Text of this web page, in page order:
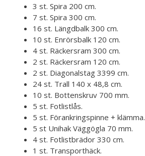
3 st. Spira 200 cm.
7 st. Spira 300 cm.
16 st. Längdbalk 300 cm.
10 st. Enrörsbalk 120 cm.
4 st. Räckersram 300 cm.
2 st. Räckersram 120 cm.
2 st. Diagonalstag 3399 cm.
24 st. Trall 140 x 48,8 cm.
10 st. Bottenskruv 700 mm.
5 st. Fotlistlås.
5 st. Förankringspinne + klämma.
5 st Unihak Väggögla 70 mm.
4 st. Fotlistbrädor 330 cm.
1 st. Transporthäck.